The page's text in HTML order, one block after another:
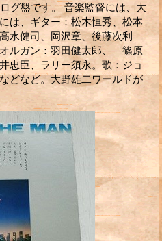
グ盤です。 音楽監督には、大
は、ギター：松木恒秀、松本
水健司、岡沢章、後藤次利
ルガン：羽田健太郎、 篠原
臣、ラリー須永。歌：ジョ
どなど。大野雄二ワールドが